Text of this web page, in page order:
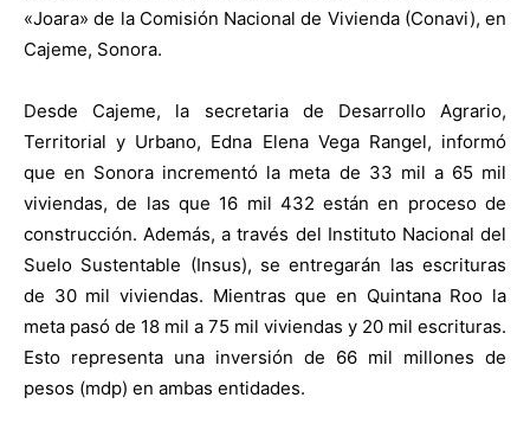
«Joara» de la Comisión Nacional de Vivienda (Conavi), en
Cajeme, Sonora.
Desde Cajeme, la secretaria de Desarrollo Agrario,
Territorial y Urbano, Edna Elena Vega Rangel, informó
que en Sonora incrementó la meta de 33 mil a 65 mil
viviendas, de las que 16 mil 432 están en proceso de
construcción. Además, a través del Instituto Nacional del
Suelo Sustentable (Insus), se entregarán las escrituras
de 30 mil viviendas. Mientras que en Quintana Roo la
meta pasó de 18 mil a 75 mil viviendas y 20 mil escrituras.
Esto representa una inversión de 66 mil millones de
pesos (mdp) en ambas entidades.